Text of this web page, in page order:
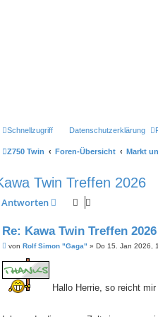
Schnellzugriff Datenschutzerklärung
Z750 Twin Foren-Übersicht Markt
Twin Treffen 2026
Antworten
Re: Kawa Twin Treffen 2026
B
i
t
r
a
von Rolf Simon "Gaga" » Do 15. Jan 2026,
Hallo Herrie, so reicht